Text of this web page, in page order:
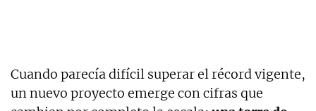
Cuando parecía difícil superar el récord vigente,
un nuevo proyecto emerge con cifras que